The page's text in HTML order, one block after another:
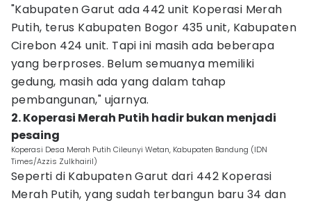
"Kabupaten Garut ada 442 unit Koperasi Merah
Putih, terus Kabupaten Bogor 435 unit, Kabupaten
Cirebon 424 unit. Tapi ini masih ada beberapa
yang berproses. Belum semuanya memiliki
gedung, masih ada yang dalam tahap
pembangunan," ujarnya.
2. Koperasi Merah Putih hadir bukan menjadi
pesaing
Koperasi Desa Merah Putih Cileunyi Wetan, Kabupaten Bandung (IDN
Times/Azzis Zulkhairil)
Seperti di Kabupaten Garut dari 442 Koperasi
Merah Putih, yang sudah terbangun baru 34 dan